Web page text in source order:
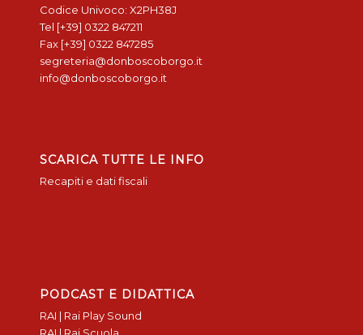
Codice Univoco: X2PH38J
Tel [+39] 0322 847211
Fax [+39] 0322 847285
segreteria@donboscoborgo.it
info@donboscoborgo.it
SCARICA TUTTE LE INFO
Recapiti e dati fiscali
PODCAST E DIDATTICA
RAI | Rai Play Sound